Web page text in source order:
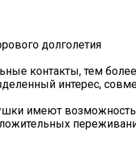
долголетия
контакты, тем
интерес,
имеют